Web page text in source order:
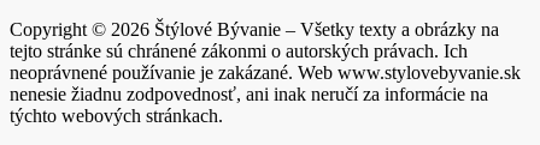
Copyright © 2026 Štýlové Bývanie – Všetky texty a obrázky na
tejto stránke sú chránené zákonmi o autorských právach. Ich
neoprávnené používanie je zakázané. Web www.stylovebyvanie.sk
nenesie žiadnu zodpovednosť, ani inak neručí za informácie na
týchto webových stránkach.